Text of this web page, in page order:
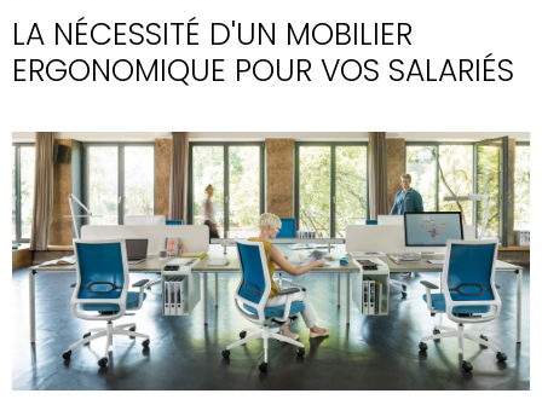
LA NÉCESSITÉ D'UN MOBILIER
ERGONOMIQUE POUR VOS SALARIÉS